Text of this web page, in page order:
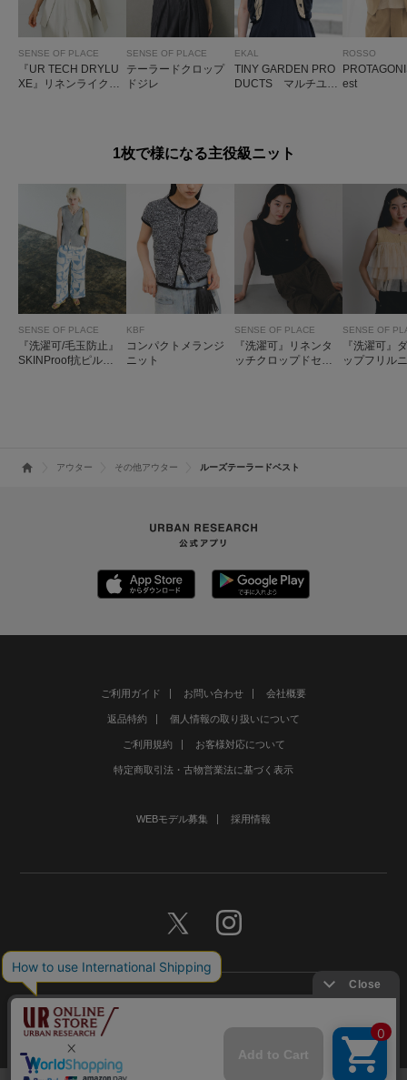
SENSE OF PLACE
『UR TECH DRYLU
XE』リネンライクジ
SENSE OF PLACE
テーラードクロップ
ドジレ
EKAL
TINY GARDEN PRO
DUCTS マルチユー
ROSSO
est
1枚で様になる主役級ニット
SENSE OF PLACE
『洗濯可/毛玉防止』
SKINProof抗ピルペ
KBF
コンパクトメランジ
ニット
SENSE OF PLACE
『洗濯可』リネンタ
ッチクロップドセー
SENSE OF
『洗濯可』
ップフリル
アウター その他アウター ルーズテーラードベスト
ご利用ガイド お問い合わせ 会社概要
返品特約 個人情報の取り扱いについて
ご利用規約 お客様対応について
特定商取引法・古物営業法に基づく表示
WEBモデル募集 採用情報